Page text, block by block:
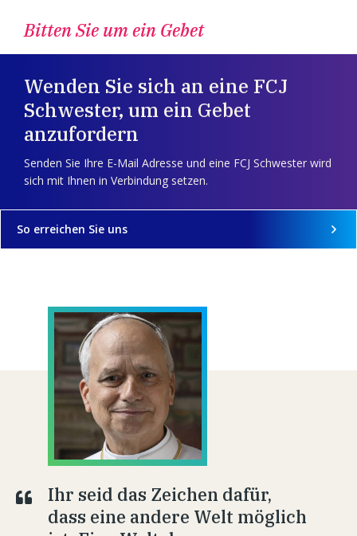
Bitten Sie um ein Gebet
Wenden Sie sich an eine FCJ
Schwester, um ein Gebet
anzufordern
Senden Sie Ihre E-Mail Adresse und eine FCJ Schwester wird
sich mit Ihnen in Verbindung setzen.
So erreichen Sie uns
Ihr seid das Zeichen dafür,
dass eine andere Welt möglich